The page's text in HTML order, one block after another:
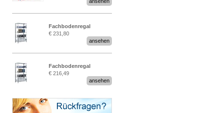
2,25 Meter breit
Fachbodenregal
Stecksystem MultiPlus
€ 231,80
ansehen
Fachbodenregal
Stecksystem MultiPlus
€ 216,49
ansehen